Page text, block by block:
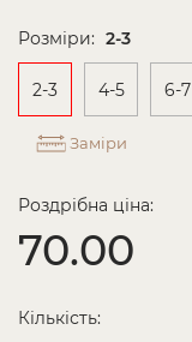
Розміри: 2-3
2-3 4-5 6-7
Заміри
Роздрібна ціна:
70.00
Кількість: